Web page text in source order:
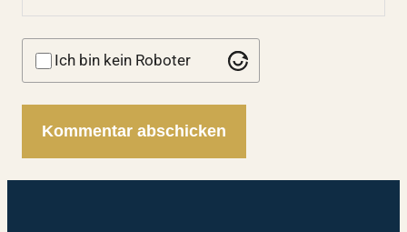
Ich bin kein Roboter